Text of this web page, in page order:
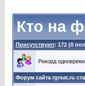
Кто на
Присутствуют: 172 (0
Рекорд
Форум сайта rgreat.ru